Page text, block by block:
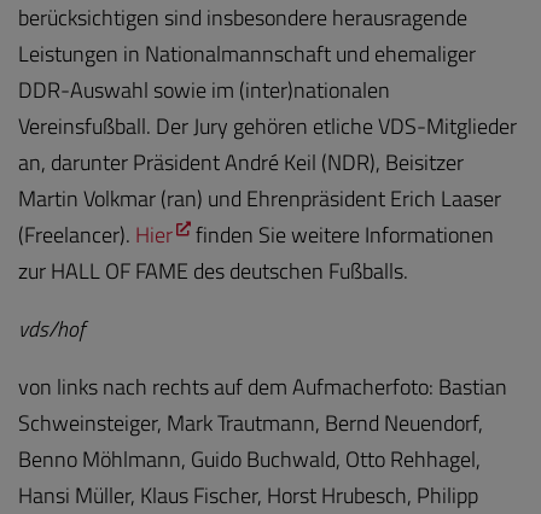
berücksichtigen sind insbesondere herausragende
Leistungen in Nationalmannschaft und ehemaliger
DDR-Auswahl sowie im (inter)nationalen
Vereinsfußball. Der Jury gehören etliche VDS-Mitglieder
an, darunter Präsident André Keil (NDR), Beisitzer
Martin Volkmar (ran) und Ehrenpräsident Erich Laaser
(Freelancer). Hier
finden Sie weitere Informationen
zur HALL OF FAME des deutschen Fußballs.
vds/hof
von links nach rechts auf dem Aufmacherfoto: Bastian
Schweinsteiger, Mark Trautmann, Bernd Neuendorf,
Benno Möhlmann, Guido Buchwald, Otto Rehhagel,
Hansi Müller, Klaus Fischer, Horst Hrubesch, Philipp